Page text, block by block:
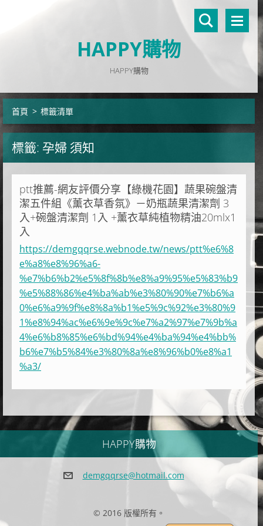
HAPPY購物
HAPPY購物
首頁 > 標籤清單
標籤: 孕婦 須知
ptt推薦-網友評價分享【綠機花園】蔬果碗盤清
潔五件組《薰衣草香氛》－奶瓶蔬果清潔劑 3
入+碗盤清潔劑 1入 +薰衣草純植物精油20mlx1
入
https://demgqqrse.webnode.tw/news/ptt%e6%8
e%a8%e8%96%a6-
%e7%b6%b2%e5%8f%8b%e8%a9%95%e5%83%b9
%e5%88%86%e4%ba%ab%e3%80%90%e7%b6%a
0%e6%a9%9f%e8%8a%b1%e5%9c%92%e3%80%9
1%e8%94%ac%e6%9e%9c%e7%a2%97%e7%9b%a
4%e6%b8%85%e6%bd%94%e4%ba%94%e4%bb%
b6%e7%b5%84%e3%80%8a%e8%96%b0%e8%a1
%a3/
HAPPY購物
demgqqrse@hotmail.com
© 2016 版權所有。